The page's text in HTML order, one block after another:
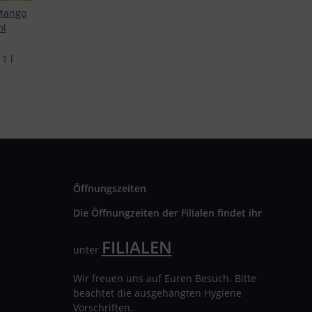
l
Öffnungszeiten
Die Öffnungzeiten der Filialen findet ihr
unter FILIALEN.
Wir freuen uns auf Euren Besuch. Bitte
beachtet die ausgehängten Hygiene
Vorschriften.